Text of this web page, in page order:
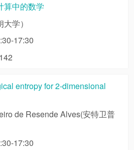
算中的数学
学）
17:30
entropy for 2-dimensional
de Resende Alves(安特卫普
17:30